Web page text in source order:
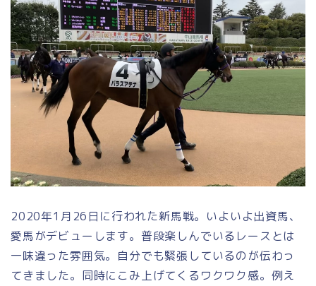
2020年1月26日に行われた新馬戦。いよいよ出資馬、
愛馬がデビューします。普段楽しんでいるレースとは
一味違った雰囲気。自分でも緊張しているのが伝わっ
てきました。同時にこみ上げてくるワクワク感。例え